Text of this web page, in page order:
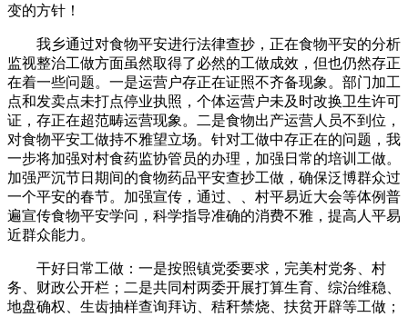
变的方针！
我乡通过对食物平安进行法律查抄，正在食物平安的分析
监视整治工做方面虽然取得了必然的工做成效，但也仍然存正
在着一些问题。一是运营户存正在证照不齐备现象。部门加工
点和发卖点未打点停业执照，个体运营户未及时改换卫生许可
证，存正在超范畴运营现象。二是食物出产运营人员不到位，
对食物平安工做持不雅望立场。针对工做中存正在的问题，我
一步将加强对村食药监协管员的办理，加强日常的培训工做。
加强严沉节日期间的食物药品平安查抄工做，确保泛博群众过
一个平安的春节。加强宣传，通过、、村平易近大会等体例普
遍宣传食物平安学问，科学指导准确的消费不雅，提高人平易
近群众能力。
干好日常工做：一是按照镇党委要求，完美村党务、村
务、财政公开栏；二是共同村两委开展打算生育、综治维稳、
地盘确权、生齿抽样查询拜访、秸秆禁烧、扶贫开辟等工做；